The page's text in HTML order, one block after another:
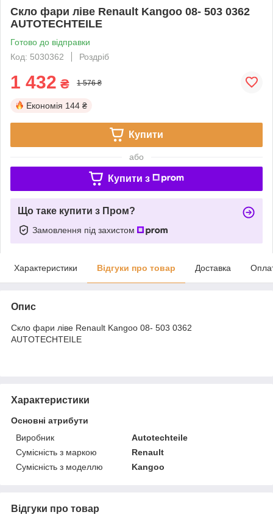
Скло фари ліве Renault Kangoo 08- 503 0362
AUTOTECHTEILE
Готово до відправки
Код: 5030362
Роздріб
1 432 ₴ 1 576 ₴
Економія 144 ₴
Купити
або
Купити з
Що таке купити з Пром?
Замовлення під захистом
Характеристики Відгуки про товар Доставка
Опис
Скло фари ліве Renault Kangoo 08- 503 0362
AUTOTECHTEILE
Характеристики
Основні атрибути
Виробник
Autotechteile
Сумісність з маркою
Renault
Сумісність з моделлю
Kangoo
Відгуки про товар